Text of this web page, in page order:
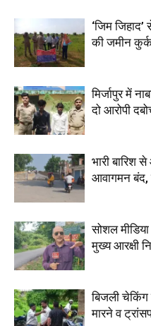
‘जिम
की जमीन
मिर्जापुर में
दो आरोपी
भारी बारिश
आवागमन बंद,
सोशल
मुख्य आरक्षी
बिजली
मारने व